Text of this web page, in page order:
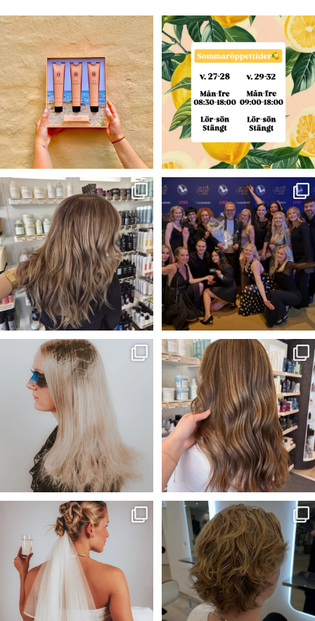
.
☀️🧡Sommar tävling🧡☀️
Nu har du...
60 48
Våra öppettider under sommaren
🍋🌼
v. 27-28...
7 0
Blond —>Brunett 💫✨✨
Färg- Claudia
...
41 2
VINNARE I ÅRETS
ARBETSGIVARE 2026!⭐️🥂
Igår...
282 50
Vårat bidrag till Årets frisör
kollektion!🖤
...
55
Solkyssta slingor☀️
Frisör-Evelina🎨...
33 1
Wilmas och My’s bidrag till Årets
frisör kategori...
64 1
Kunden önskade sig mer textur
och ett lättare hår...
52 1